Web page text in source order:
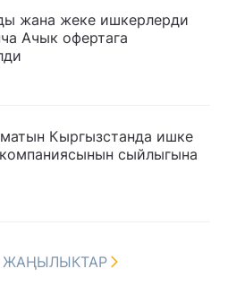
жана жеке ишкерлерди
Ачык офертага
Кыргызстанда ишке
сыйлыгына
ЖАҢЫЛЫКТАР